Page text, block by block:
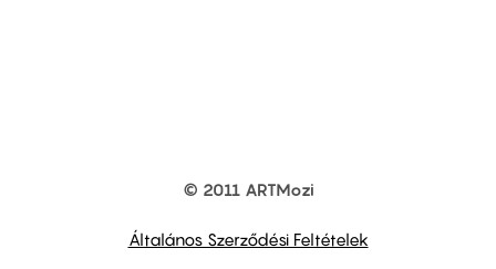
© 2011 ARTMozi
Általános Szerződési Feltételek